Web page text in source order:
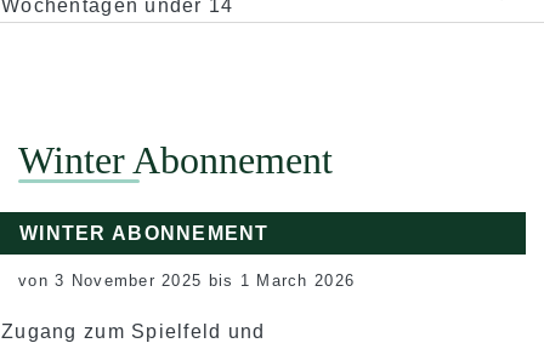
Wochentagen under 14
Winter Abonnement
WINTER ABONNEMENT
von 3 November 2025 bis 1 March 2026
Zugang zum Spielfeld und